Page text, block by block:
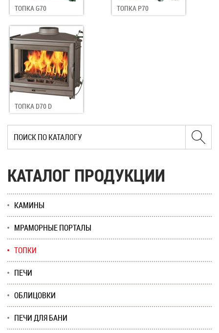
ТОПКА G70 ТОПКА P70
ТОПКА D70 D
КАТАЛОГ ПРОДУКЦИИ
КАМИНЫ
МРАМОРНЫЕ ПОРТАЛЫ
ТОПКИ
ПЕЧИ
ОБЛИЦОВКИ
ПЕЧИ ДЛЯ БАНИ